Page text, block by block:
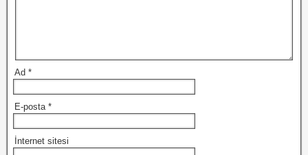
Ad *
E-posta *
İnternet sitesi